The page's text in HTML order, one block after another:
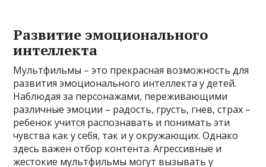
Развитие эмоционального
интеллекта
Мультфильмы – это прекрасная возможность для
развития эмоционального интеллекта у детей.
Наблюдая за персонажами, переживающими
различные эмоции – радость, грусть, гнев, страх –
ребенок учится распознавать и понимать эти
чувства как у себя, так и у окружающих. Однако
здесь важен отбор контента. Агрессивные и
жестокие мультфильмы могут вызывать у